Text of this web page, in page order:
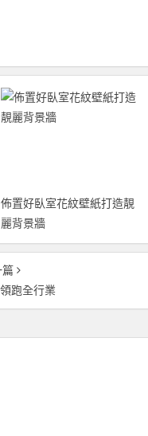
佈置好臥室花紋壁紙打造靚
麗背景牆
篇
跑全行業